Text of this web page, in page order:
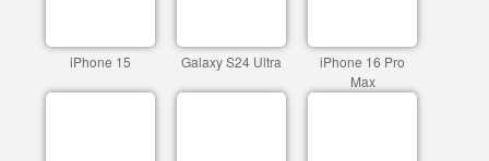
iPhone 15 Galaxy S24 Ultra
iPhone 16 Pro
Max